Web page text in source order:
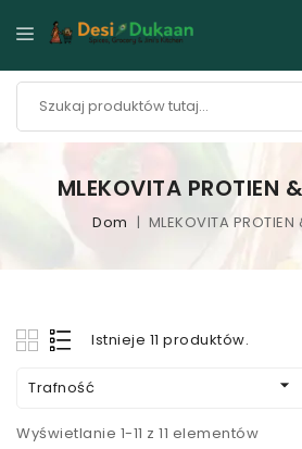
MLEKOVITA PROTIEN
Dom MLEKOVITA PROTIEN
Istnieje 11 produktów.
Trafność 
Wyświetlanie 1-11 z 11 elementów